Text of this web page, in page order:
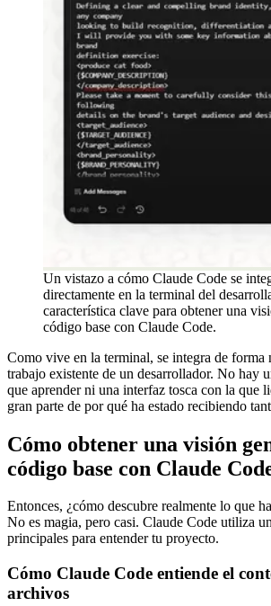
Un vistazo a cómo Claude Code se
directamente en la terminal del
característica clave para obtener una
código base con Claude Code.
Como vive en la terminal, se integra de forma
trabajo existente de un desarrollador. No hay
que aprender ni una interfaz tosca con la que
gran parte de por qué ha estado recibiendo
Cómo obtener una visión
código base con Claude
Entonces, ¿cómo descubre realmente lo que
No es magia, pero casi. Claude Code utiliza
principales para entender tu proyecto.
Cómo Claude Code entiende el
archivos